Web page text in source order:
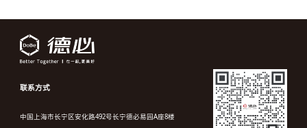
联系方式
中国上海市长宁区安化路492号长宁德必易园A座8楼